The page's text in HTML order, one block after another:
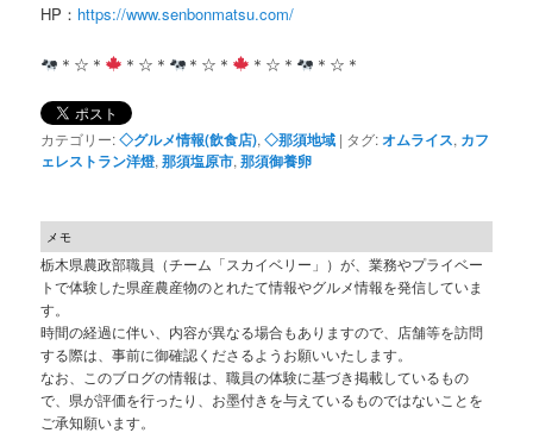
HP： https://www.senbonmatsu.com/
＊☆＊ ＊☆＊ ＊☆＊ ＊☆＊ ＊☆＊
カテゴリー:◇グルメ情報(飲食店),◇那須地域 | タグ:オムライス, カフ
ェレストラン洋燈,那須塩原市,那須御養卵
メモ
栃木県農政部職員（チーム「スカイベリー」）が、業務やプライベー
トで体験した県産農産物のとれたて情報やグルメ情報を発信していま
す。
時間の経過に伴い、内容が異なる場合もありますので、店舗等を訪問
する際は、事前に御確認くださるようお願いいたします。
なお、このブログの情報は、職員の体験に基づき掲載しているもの
で、県が評価を行ったり、お墨付きを与えているものではないことを
ご承知願います。